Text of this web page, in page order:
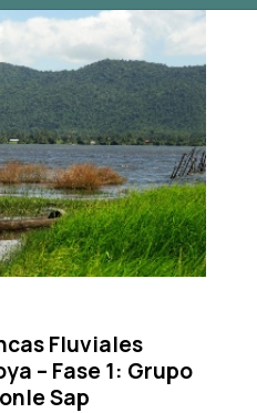
Fluviales
– Fase 1: Grupo
Sap